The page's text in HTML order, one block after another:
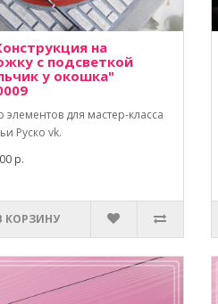
на
с подсветкой
у окошка"
элементов для мастер-класса
Руско vk.
р.
КОРЗИНУ